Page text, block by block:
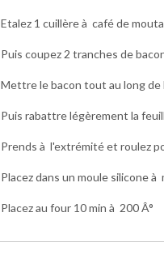
Etalez 1 cuillère à café de
Puis coupez 2 tranches de
Mettre le bacon tout au long de
Puis rabattre légèrement la
Prends à l'extrémité et roulez
Placez dans un moule silicone à
Placez au four 10 min à 200 Â°